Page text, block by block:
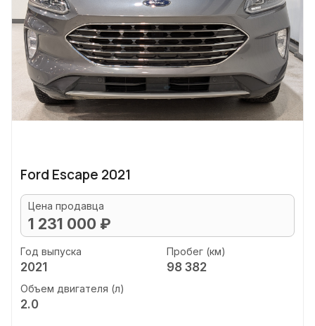
Ford Escape 2021
Цена продавца
1 231 000 ₽
Год выпуска
2021
Пробег (км)
98 382
Объем двигателя (л)
2.0